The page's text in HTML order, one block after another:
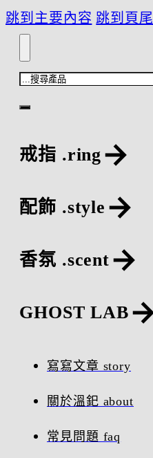
跳到主要內容 跳到頁尾
搜
尋
戒指 .ring
配飾 .style
香氛 .scent
GHOST LAB
寫寫文章 story
關於溫釲 about
常見問題 faq